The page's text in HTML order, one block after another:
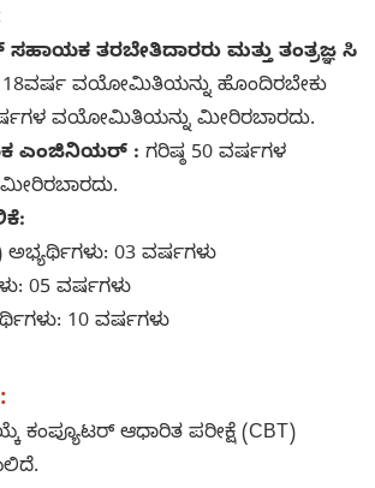
ತರಬೇತಿದಾರರು ಮತ್ತು ತಂತ್ರಜ್ಞ ಸಿ
18ವರ್ಷ ವಯೋಮಿತಿಯನ್ನು ಹೊಂದಿರಬೇಕು
ವಯೋಮಿತಿಯನ್ನು ಮೀರಿರಬಾರದು.
ಎಂಜಿನಿಯರ್ : ಗರಿಷ್ಠ 50 ವರ್ಷಗಳ
03 ವರ್ಷಗಳು
05 ವರ್ಷಗಳು
10 ವರ್ಷಗಳು
ಕಂಪ್ಯೂಟರ್ ಆಧಾರಿತ ಪರೀಕ್ಷೆ (CBT)